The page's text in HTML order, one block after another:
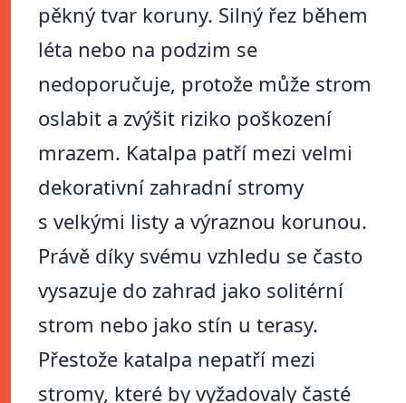
pěkný tvar koruny. Silný řez během
léta nebo na podzim se
nedoporučuje, protože může strom
oslabit a zvýšit riziko poškození
mrazem. Katalpa patří mezi velmi
dekorativní zahradní stromy
s velkými listy a výraznou korunou.
Právě díky svému vzhledu se často
vysazuje do zahrad jako solitérní
strom nebo jako stín u terasy.
Přestože katalpa nepatří mezi
stromy, které by vyžadovaly časté